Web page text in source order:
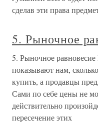
сделав эти права
5. Рыночное
5. Рыночное
показывают нам,
купить, а продавцы
Сами по себе цены не
действительно
пересечение этих